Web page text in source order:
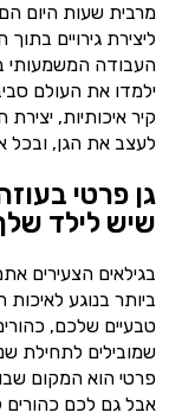
מרבית שעות היום
ליצירת גירויים
העבודה המשמעותי
ילמדו את העולם
קיר איכותיות,
לעצב את הגן, ובכל
גן פרטי
שיש לילד
בגילאים הצעירים
ביותר בנוגע
טבעיים שלכם,
שמובילים לתחילת
פרטי הוא המקום
אבל גם לכם כהורים